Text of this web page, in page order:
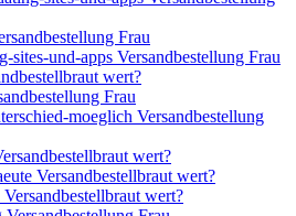
Frau
sites-und-apps Versandbestellung Frau
wert?
Frau
moeglich Versandbestellung
wert?
Versandbestellbraut wert?
wert?